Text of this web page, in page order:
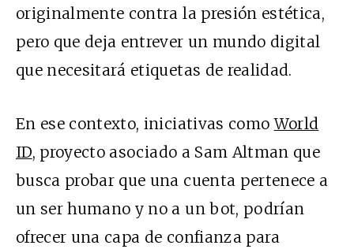
originalmente contra la presión estética,
pero que deja entrever un mundo digital
que necesitará etiquetas de realidad.
En ese contexto, iniciativas comoWorld
ID, proyecto asociado a Sam Altman que
busca probar que una cuenta pertenece a
un ser humano y no a un bot, podrían
ofrecer una capa de confianza para